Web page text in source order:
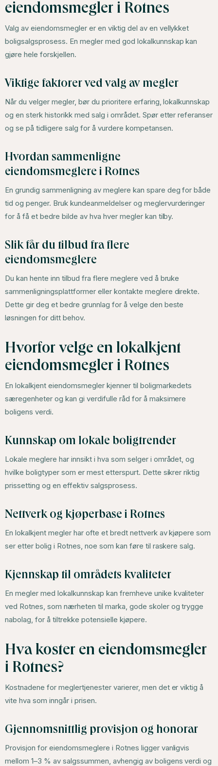
eiendomsmegler i Rotnes
Valg av eiendomsmegler er en viktig del av en vellykket
boligsalgsprosess. En megler med god lokalkunnskap kan
gjøre hele forskjellen.
Viktige faktorer ved valg av megler
Når du velger megler, bør du prioritere erfaring, lokalkunnskap
og en sterk historikk med salg i området. Spør etter referanser
og se på tidligere salg for å vurdere kompetansen.
Hvordan sammenligne
eiendomsmeglere i Rotnes
En grundig sammenligning av meglere kan spare deg for både
tid og penger. Bruk kundeanmeldelser og meglervurderinger
for å få et bedre bilde av hva hver megler kan tilby.
Slik får du tilbud fra flere
eiendomsmeglere
Du kan hente inn tilbud fra flere meglere ved å bruke
sammenligningsplattformer eller kontakte meglere direkte.
Dette gir deg et bedre grunnlag for å velge den beste
løsningen for ditt behov.
Hvorfor velge en lokalkjent
eiendomsmegler i Rotnes
En lokalkjent eiendomsmegler kjenner til boligmarkedets
særegenheter og kan gi verdifulle råd for å maksimere
boligens verdi.
Kunnskap om lokale boligtrender
Lokale meglere har innsikt i hva som selger i området, og
hvilke boligtyper som er mest etterspurt. Dette sikrer riktig
prissetting og en effektiv salgsprosess.
Nettverk og kjøperbase i Rotnes
En lokalkjent megler har ofte et bredt nettverk av kjøpere som
ser etter bolig i Rotnes, noe som kan føre til raskere salg.
Kjennskap til områdets kvaliteter
En megler med lokalkunnskap kan fremheve unike kvaliteter
ved Rotnes, som nærheten til marka, gode skoler og trygge
nabolag, for å tiltrekke potensielle kjøpere.
Hva koster en eiendomsmegler
i Rotnes?
Kostnadene for meglertjenester varierer, men det er viktig å
vite hva som inngår i prisen.
Gjennomsnittlig provisjon og honorar
Provisjon for eiendomsmeglere i Rotnes ligger vanligvis
mellom 1–3 % av salgssummen, avhengig av boligens verdi og